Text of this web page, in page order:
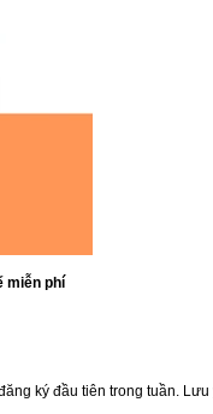
miễn phí
ký đầu tiên trong tuần. Lưu